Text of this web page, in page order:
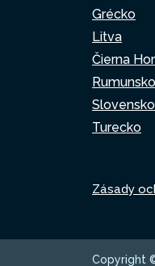
Grécko
Litva
Čierna
Rumunsko
Slovensko
Turecko
Zásady
Copyright ©